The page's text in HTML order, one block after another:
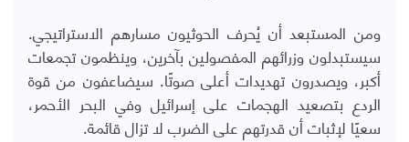
ومن المستبعد أن يُحرف الحوثيون مسارهم الاستراتيجي.
سيستبدلون وزرائهم المفصولين بآخرين، وينظمون تجمعات
أكبر، ويصدرون تهديدات أعلى صوتًا. سيضاعفون من قوة
الردع بتصعيد الهجمات على إسرائيل وفي البحر الأحمر،
سعيًا لإثبات أن قدرتهم على الضرب لا تزال قائمة.